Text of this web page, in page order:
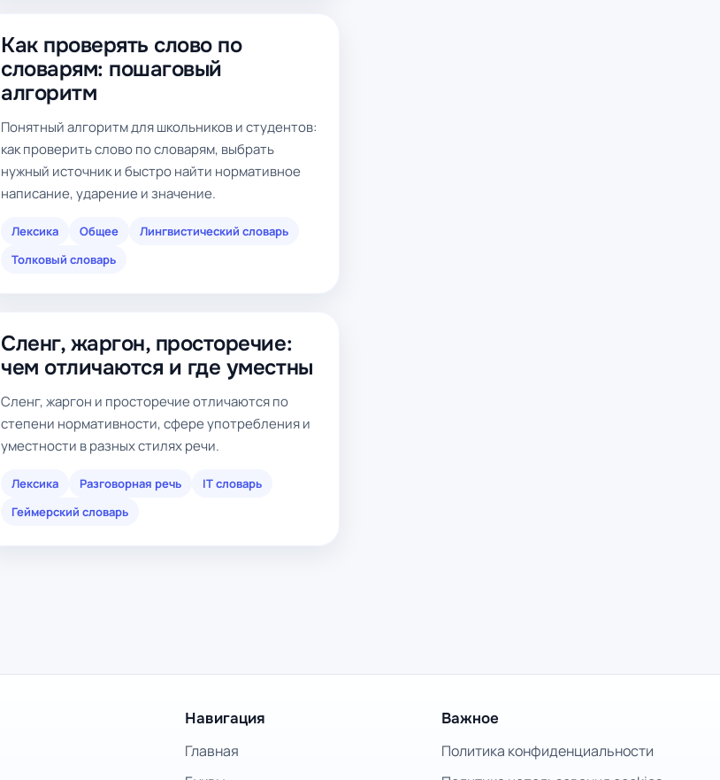
Как проверять слово по
словарям: пошаговый
алгоритм
Понятный алгоритм для школьников и студентов:
как проверить слово по словарям, выбрать
нужный источник и быстро найти нормативное
написание, ударение и значение.
Лексика Общее
Лингвистический словарь
Толковый словарь
Сленг, жаргон, просторечие:
чем отличаются и где уместны
Сленг, жаргон и просторечие отличаются по
степени нормативности, сфере употребления и
уместности в разных стилях речи.
Лексика Разговорная речь
IT словарь
Геймерский словарь
Навигация
Главная
Важное
Политика конфиденциальности